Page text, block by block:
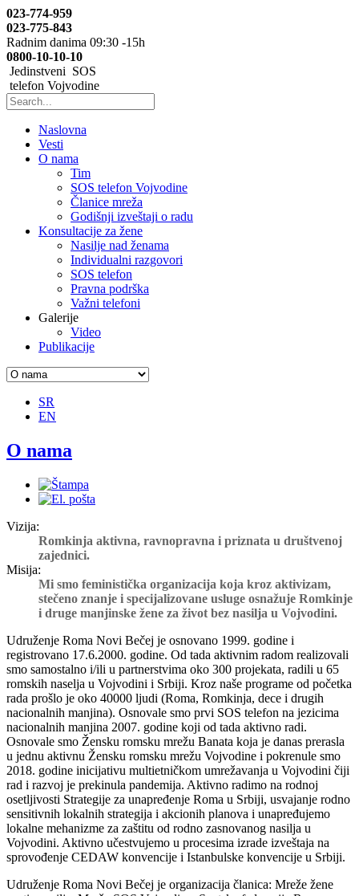
023-774-959
023-775-843
Radnim danima 09:30 -15h
0800-10-10-10
Jedinstveni SOS
telefon Vojvodine
Naslovna
Vesti
O nama
Tim
SOS telefon Vojvodine
Članice mreža
Godišnji izveštaji o radu
Konsultacije za žene
Nasilje nad ženama
Individualni razgovori
SOS telefon
Pravna podrška
Važni telefoni
Galerije
Video
Publikacije
SR
EN
O nama
Vizija:
Romkinja aktivna, ravnopravna i priznata u društvenoj
zajednici.
Misija:
Mi smo feministička organizacija koja kroz aktivizam,
stečeno znanje i specijalizovane usluge osnažuje Romkinje
i druge manjinske žene za život bez nasilja u Vojvodini.
Udruženje Roma Novi Bečej je osnovano 1999. godine i
registrovano 17.6.2000. godine. Od tada aktivnim radom realizovali
smo samostalno i/ili u partnerstvima oko 300 projekata, radili u 65
romskih naselja u Vojvodini i Srbiji. Kroz naše programe od početka
rada prošlo je oko 40000 ljudi (Roma, Romkinja, dece i drugih
nacionalnih manjina). Osnovale smo prvi SOS telefon na jezicima
nacionalnih manjina 2007. godine koji od tada aktivno radi.
Osnovale smo Žensku romsku mrežu Banata koja je danas prerasla
u jednu aktivnu Žensku romsku mrežu Vojvodine i pokrenule smo
2018. godine inicijativu multietničkom umrežavanja u Vojvodini čiji
rad i razvoj je prekinula pandemija. Aktivno radimo na rodnoj
osetljivosti Strategije za unapređenje Roma u Srbiji, usvajanje rodno
sensitivnih lokalnih strategija i akcionih planova i unapređujemo
lokalne mehanizme za zaštitu od rodno zasnovanog nasilja u
Vojvodini. Aktivno učestvujemo u procesima izrade izveštaja na
sprovođenje CEDAW konvencije i Istanbulske konvencije u Srbiji.
Udruženje Roma Novi Bečej je organizacija članica: Mreže žene